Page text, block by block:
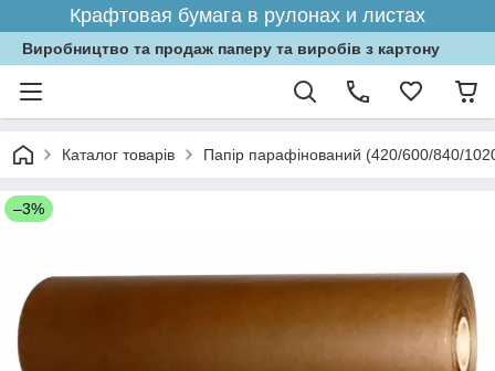
Крафтовая бумага в рулонах и листах
Виробництво та продаж паперу та виробів з картону
Каталог товарів Папір парафінований (420/600/840/
–3%